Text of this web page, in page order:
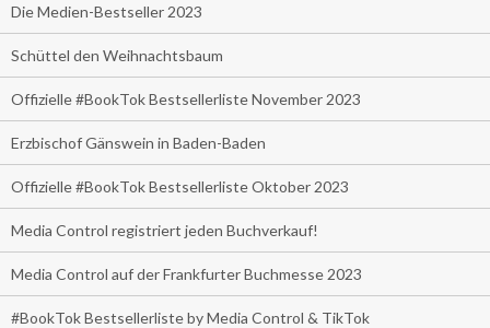
Die Medien-Bestseller 2023
Schüttel den Weihnachtsbaum
Offizielle #BookTok Bestsellerliste November 2023
Erzbischof Gänswein in Baden-Baden
Offizielle #BookTok Bestsellerliste Oktober 2023
Media Control registriert jeden Buchverkauf!
Media Control auf der Frankfurter Buchmesse 2023
#BookTok Bestsellerliste by Media Control & TikTok